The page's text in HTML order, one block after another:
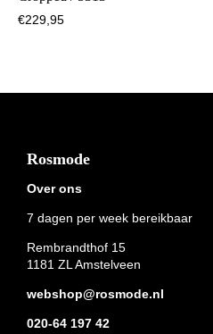
€229,95
Footer
Rosmode
Over ons
7 dagen per week bereikbaar
Rembrandthof 15
1181 ZL Amstelveen
webshop@rosmode.nl
020-64 197 42